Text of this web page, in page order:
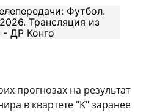
прогнозах на результат
в квартете "K" заранее